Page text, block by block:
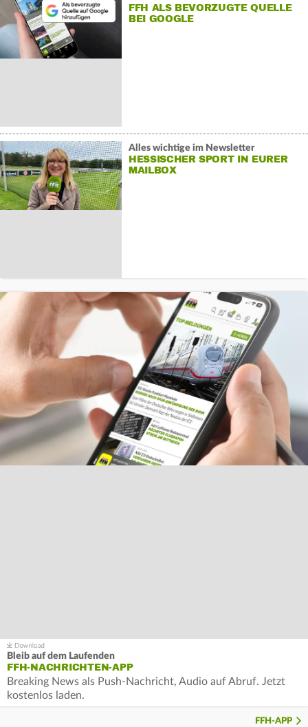
FFH ALS BEVORZUGTE QUELLE
BEI GOOGLE
Alles wichtige im Newsletter
HESSISCHER SPORT IN EURER
MAILBOX
Bleib auf dem Laufenden
FFH-NACHRICHTEN-APP
Breaking News als Push-Nachricht, Audio auf Abruf. Jetzt
kostenlos laden.
FFH-APP